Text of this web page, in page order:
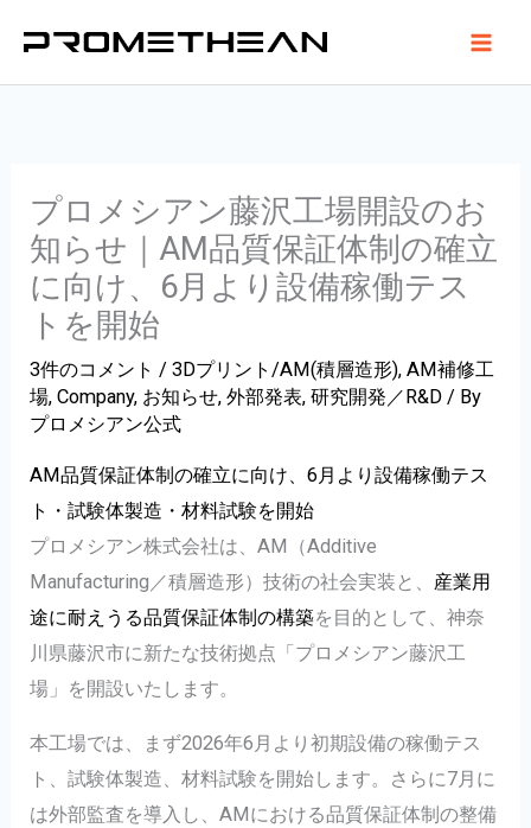
を
プロメシアン藤沢工場開設のお
知らせ｜AM品質保証体制の確立
に向け、6月より設備稼働テス
トを開始
3件のコメント /3Dプリント/AM(積層造形),AM補修工
場,Company, お知らせ,外部発表,研究開発／R&D / By
プロメシアン公式
AM品質保証体制の確立に向け、6月より設備稼働テス
ト・試験体製造・材料試験を開始
プロメシアン株式会社は、AM（Additive
Manufacturing／積層造形）技術の社会実装と、 産業用
途に耐えうる品質保証体制の構築を目的として、神奈
川県藤沢市に新たな技術拠点「プロメシアン藤沢工
場」を開設いたします。
本工場では、まず2026年6月より初期設備の稼働テス
ト、試験体製造、材料試験を開始します。さらに7月に
は外部監査を導入し、AMにおける品質保証体制の整備